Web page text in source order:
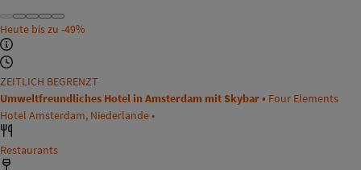
Heute bis zu -49%
ZEITLICH BEGRENZT
Umweltfreundliches Hotel in Amsterdam mit Skybar • Four Elements
Hotel Amsterdam, Niederlande •
Restaurants